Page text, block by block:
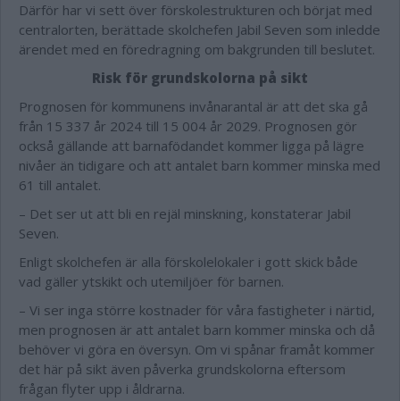
Därför har vi sett över förskolestrukturen och börjat med
centralorten, berättade skolchefen Jabil Seven som inledde
ärendet med en föredragning om bakgrunden till beslutet.
Risk för grundskolorna på sikt
Prognosen för kommunens invånarantal är att det ska gå
från 15 337 år 2024 till 15 004 år 2029. Prognosen gör
också gällande att barnafödandet kommer ligga på lägre
nivåer än tidigare och att antalet barn kommer minska med
61 till antalet.
– Det ser ut att bli en rejäl minskning, konstaterar Jabil
Seven.
Enligt skolchefen är alla förskolelokaler i gott skick både
vad gäller ytskikt och utemiljöer för barnen.
– Vi ser inga större kostnader för våra fastigheter i närtid,
men prognosen är att antalet barn kommer minska och då
behöver vi göra en översyn. Om vi spånar framåt kommer
det här på sikt även påverka grundskolorna eftersom
frågan flyter upp i åldrarna.